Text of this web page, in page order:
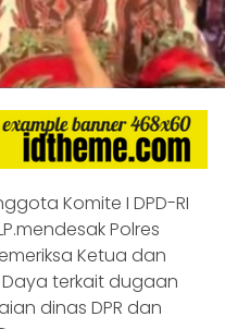
Komite I DPD-RI
Polres
Ketua dan
Daya terkait dugaan
dinas DPR dan